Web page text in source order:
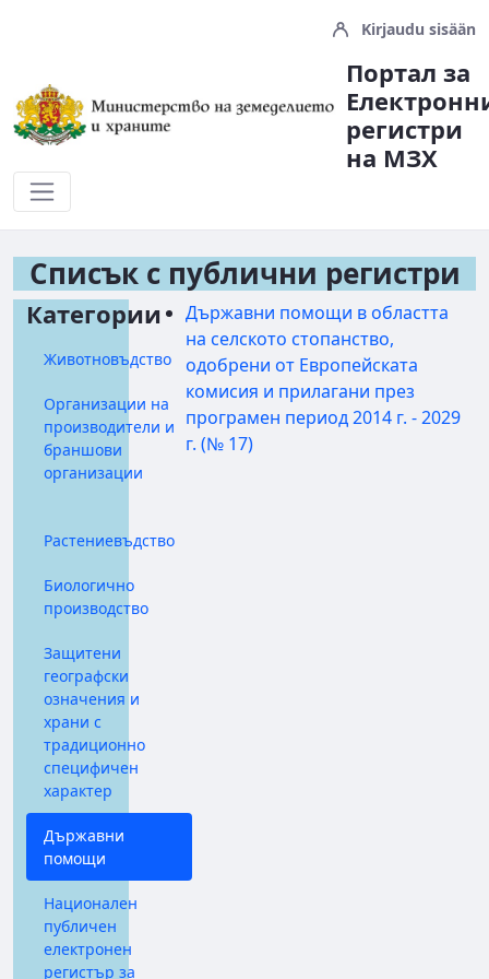
Kirjaudu sisään
Портал за
регистри
на МЗX
Публични Регистри
Списък с публични регистри
Категории
Животновъдство
Организации на
производители и
браншови
организации
Растениевъдство
Биологично
производство
Защитени
географски
означения и
храни с
традиционно
специфичен
характер
Държавни
помощи
Национален
публичен
електронен
регистър за
Държавни помощи в областта
на селското стопанство,
одобрени от Европейската
комисия и прилагани през
програмен период 2014 г. - 2029
г. (№ 17)